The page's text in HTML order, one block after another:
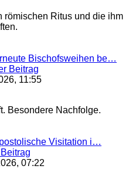
römischen Ritus und die ihm
Bischofsweihen be…
Beitrag
11:55
Besondere Nachfolge.
Visitation i…
07:22